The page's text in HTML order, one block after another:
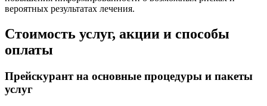
вероятных результатах лечения.
Стоимость услуг, акции и способы
оплаты
Прейскурант на основные процедуры и пакеты
услуг